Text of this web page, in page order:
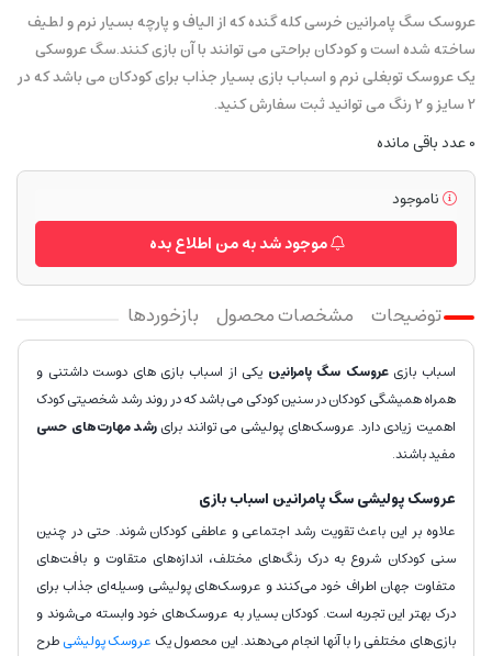
عروسک سگ پامرانین خرسی کله گنده که از الیاف و پارچه بسیار نرم و لطیف
ساخته شده است و کودکان براحتی می توانند با آن بازی کنند.سگ عروسکی
یک عروسک توبغلی نرم و اسباب بازی بسیار جذاب برای کودکان می باشد که در
2 سایز و 2 رنگ می توانید ثبت سفارش کنید.
0عدد باقی مانده
ناموجود
موجود شد به من اطلاع بده
توضیحات مشخصات محصول بازخوردها
اسباب بازی عروسک سگ پامرانین یکی از اسباب بازی های دوست داشتنی و
همراه همیشگی کودکان در سنین کودکی می باشد که در روند رشد شخصیتی کودک
اهمیت زیادی دارد. عروسک‌های پولیشی می توانند برایرشد مهارت‌های حسی
مفید باشند.
عروسک پولیشی سگ پامرانین اسباب بازی
علاوه بر این باعث تقویت رشد اجتماعی و عاطفی کودکان شوند. حتی در چنین
سنی کودکان شروع به درک رنگ‌های مختلف، اندازه‌های متقاوت و بافت‌های
متفاوت جهان اطراف خود می‌کنند و عروسک‌های پولیشی وسیله‌ای جذاب برای
درک بهتر این تجربه است. کودکان بسیار به عروسک‌های خود وابسته می‌شوند و
بازی‌های مختلفی را با آنها انجام می‌دهند. این محصول یک عروسک پولیشیطرح